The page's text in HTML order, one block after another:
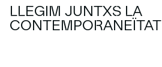
LLEGIM JUNTXS LA
CONTEMPORANEÏTAT